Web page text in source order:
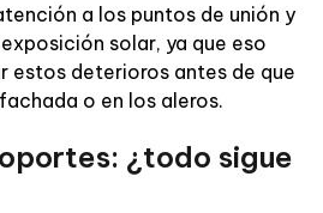
a los puntos de unión y
solar, ya que eso
estos deterioros antes de que
o en los aleros.
¿todo sigue